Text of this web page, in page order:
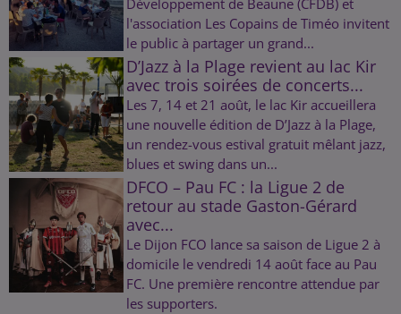
l'association Les Copains de Timéo invitent
le public à partager un grand...
D’Jazz à la Plage revient au lac Kir
avec trois soirées de concerts...
Les 7, 14 et 21 août, le lac Kir accueillera
une nouvelle édition de D’Jazz à la Plage,
un rendez-vous estival gratuit mêlant jazz,
blues et swing dans un...
DFCO – Pau FC : la Ligue 2 de
retour au stade Gaston-Gérard
avec...
Le Dijon FCO lance sa saison de Ligue 2 à
domicile le vendredi 14 août face au Pau
FC. Une première rencontre attendue par
les supporters.